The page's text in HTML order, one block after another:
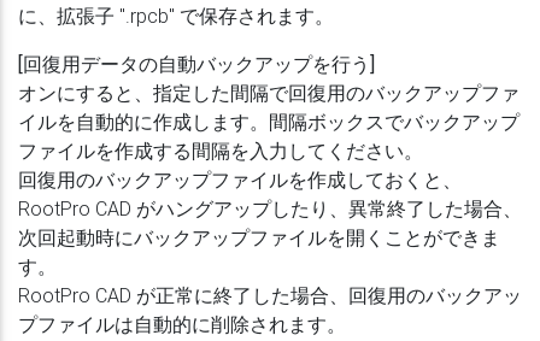
に、拡張子 ".rpcb" で保存されます。
[回復用データの自動バックアップを行う]
オンにすると、指定した間隔で回復用のバックアップファ
イルを自動的に作成します。間隔ボックスでバックアップ
ファイルを作成する間隔を入力してください。
回復用のバックアップファイルを作成しておくと、
RootPro CAD がハングアップしたり、異常終了した場合、
次回起動時にバックアップファイルを開くことができま
す。
RootPro CAD が正常に終了した場合、回復用のバックアッ
プファイルは自動的に削除されます。